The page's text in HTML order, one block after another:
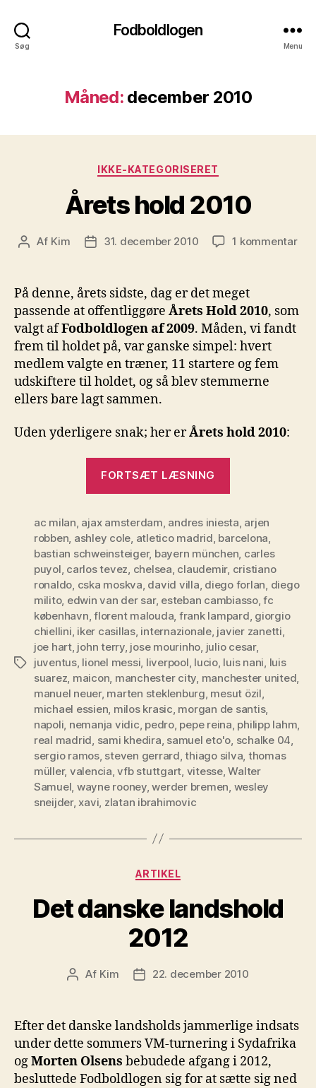
Søg
Fodboldlogen
Menu
Måned: december 2010
Kategorier
IKKE-KATEGORISERET
Årets hold 2010
Indlægsforfatter
Af Kim Indlægsdato
31. december 2010 1 kommentartil
På denne, årets sidste, dag er det meget
passende at offentliggøre Årets Hold 2010, som
valgt afFodboldlogen af 2009. Måden, vi fandt
frem til holdet på, var ganske simpel: hvert
medlem valgte en træner, 11 startere og fem
udskiftere til holdet, og så blev stemmerne
ellers bare lagt sammen.
Uden yderligere snak; her erÅrets hold 2010:
FORTSÆT LÆSNING
Tags
ac milan ajax amsterdam andres iniesta arjen
robben ashley cole atletico madrid barcelona
bastian schweinsteiger, bayern münchen carles
puyol carlos tevez chelsea claudemir, cristiano
ronaldo cska moskva david villa diego forlan diego
milito, edwin van der sar, esteban cambiasso,fc
københavn ,florent malouda frank lampard giorgio
chiellini iker casillas, internazionale, javier zanetti
joe hart, john terry, jose mourinho julio cesar,
juventus, lionel messi liverpool lucio, luis nani luis
suarez maicon manchester city manchester united
manuel neuer, marten steklenburg mesut özil
michael essien milos krasic morgan de santis,
napoli nemanja vidic pedro, pepe reina philipp lahm
real madrid sami khedira samuel eto'o schalke 04
sergio ramos, steven gerrard ,thiago silva thomas
müller, valencia ,vfb stuttgart vitesse,Walter
Samuel wayne rooney,werder bremen wesley
sneijder, xavi zlatan ibrahimovic
Kategorier
ARTIKEL
Det danske landshold
2012
Indlægsforfatter
Af Kim Indlægsdato
22. december 2010
Efter det danske landsholds jammerlige indsats
under dette sommers VM-turnering i Sydafrika
ogMorten Olsens bebudede afgang i 2012,
besluttede Fodboldlogen sig for at sætte sig ned